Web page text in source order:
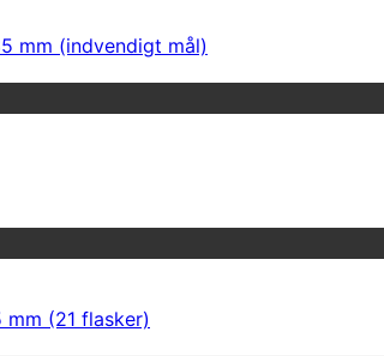
mm (indvendigt mål)
(21 flasker)